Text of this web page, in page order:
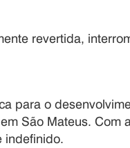
revertida,
para o
São Mateus. Com
indefinido.